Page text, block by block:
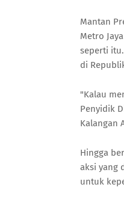
Mantan
Metro
seperti
di
"Kalau
Penyidik
Kalangan
Hingga
aksi yang
untuk